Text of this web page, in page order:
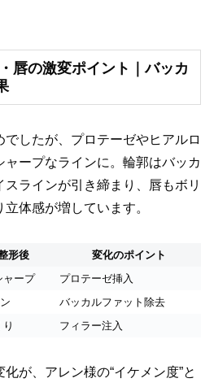
唇の激変ポイント｜バッカ
したが、プロテーゼやヒアルロ
ャープなラインに。輪郭はバッカ
ラインが引き締まり、唇もボリ
体感が増しています。
形後
変化のポイント
ャープ
プロテーゼ挿入
バッカルファット除去
フィラー注入
が、アレン様の“イケメン度”と